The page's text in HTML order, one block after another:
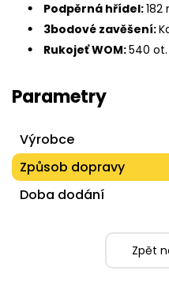
Podpěrná hřídel:182
3bodové zavěšení:
Rukojeť WOM:540
Parametry
Výrobce
Způsob dopravy
Doba dodání
Zpět